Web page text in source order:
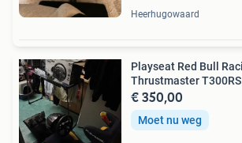
Heerhugowaard
Playseat Red Bull
Thrustmaster T300RS
€ 350,00
Moet nu weg